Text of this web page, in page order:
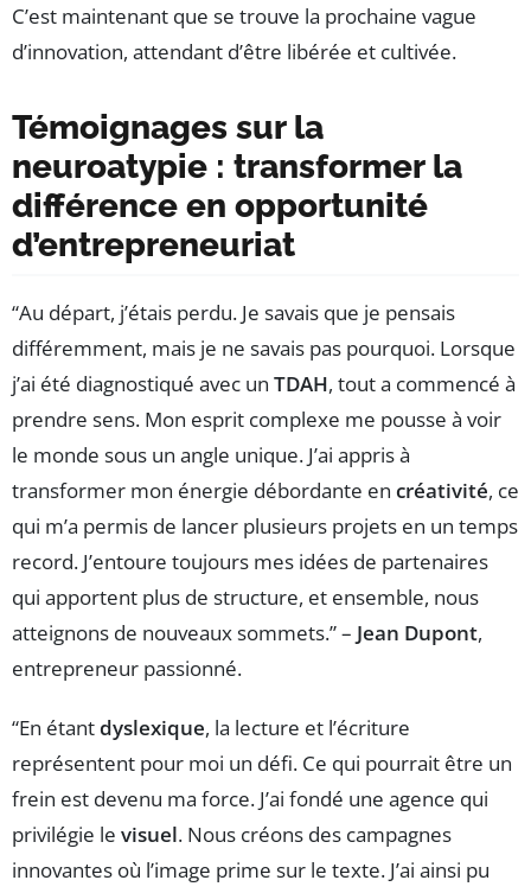
C’est maintenant que se trouve la prochaine vague
d’innovation, attendant d’être libérée et cultivée.
Témoignages sur la
neuroatypie : transformer la
différence en opportunité
d’entrepreneuriat
“Au départ, j’étais perdu. Je savais que je pensais
différemment, mais je ne savais pas pourquoi. Lorsque
j’ai été diagnostiqué avec un TDAH, tout a commencé à
prendre sens. Mon esprit complexe me pousse à voir
le monde sous un angle unique. J’ai appris à
transformer mon énergie débordante en créativité, ce
qui m’a permis de lancer plusieurs projets en un temps
record. J’entoure toujours mes idées de partenaires
qui apportent plus de structure, et ensemble, nous
atteignons de nouveaux sommets.” – Jean Dupont,
entrepreneur passionné.
“En étantdyslexique, la lecture et l’écriture
représentent pour moi un défi. Ce qui pourrait être un
frein est devenu ma force. J’ai fondé une agence qui
privilégie le visuel. Nous créons des campagnes
innovantes où l’image prime sur le texte. J’ai ainsi pu